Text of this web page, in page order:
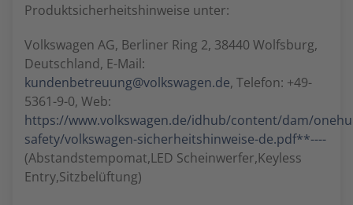
Produktsicherheitshinweise unter:
Volkswagen AG, Berliner Ring 2, 38440 Wolfsburg,
Deutschland, E-Mail:
kundenbetreuung@volkswagen.de, Telefon: +49-
5361-9-0, Web:
https://www.volkswagen.de/idhub/content/dam/
safety/volkswagen-sicherheitshinweise-de.pdf**----
(Abstandstempomat,LED Scheinwerfer,Keyless
Entry,Sitzbelüftung)